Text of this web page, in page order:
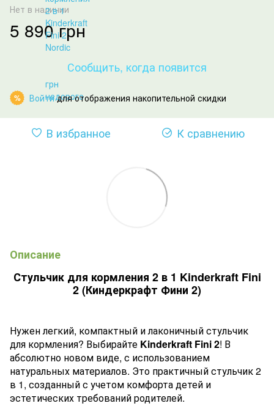
Нет в наличии
5 890 грн
Сообщить, когда появится
% Войтидля отображения накопительной скидки
В избранное К сравнению
Описание
Стульчик для кормления 2 в 1 Kinderkraft Fini
2 (Киндеркрафт Фини 2)
Нужен легкий, компактный и лаконичный стульчик
для кормления? Выбирайте Kinderkraft Fini 2! В
абсолютно новом виде, с использованием
натуральных материалов. Это практичный стульчик 2
в 1, созданный с учетом комфорта детей и
эстетических требований родителей.